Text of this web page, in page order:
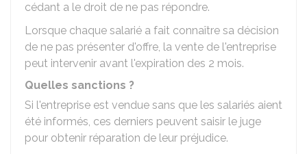
cédant a le droit de ne pas répondre.
Lorsque chaque salarié a fait connaître sa décision
de ne pas présenter d'offre, la vente de l'entreprise
peut intervenir avant l'expiration des 2 mois.
Quelles sanctions ?
Si l'entreprise est vendue sans que les salariés aient
été informés, ces derniers peuvent saisir le juge
pour obtenir réparation de leur préjudice.